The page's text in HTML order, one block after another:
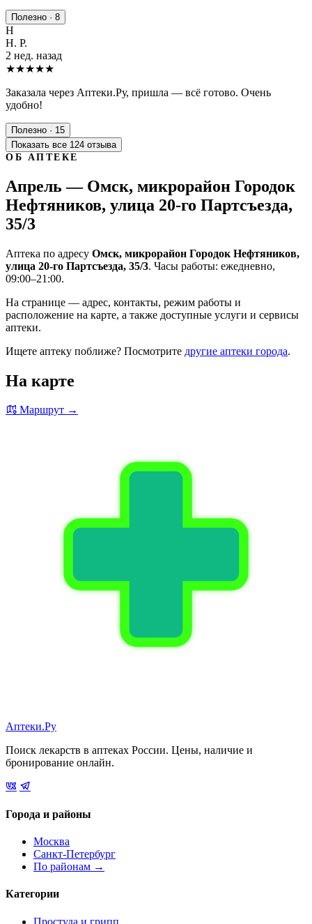
Полезно · 8
Н
Н. Р.
2 нед. назад
★★★★★
Заказала через Аптеки.Ру, пришла — всё готово. Очень
удобно!
Полезно · 15
Показать все 124 отзыва
ОБ АПТЕКЕ
Апрель — Омск, микрорайон Городок
Нефтяников, улица 20-го Партсъезда,
35/3
Аптека по адресу Омск, микрорайон Городок Нефтяников,
улица 20-го Партсъезда, 35/3. Часы работы: ежедневно,
09:00–21:00.
На странице — адрес, контакты, режим работы и
расположение на карте, а также доступные услуги и сервисы
аптеки.
Ищете аптеку поближе? Посмотрите другие аптеки города.
На карте
Маршрут →
Аптеки.Ру
Поиск лекарств в аптеках России. Цены, наличие и
бронирование онлайн.
Города и районы
Москва
Санкт-Петербург
По районам →
Категории
Простуда и грипп